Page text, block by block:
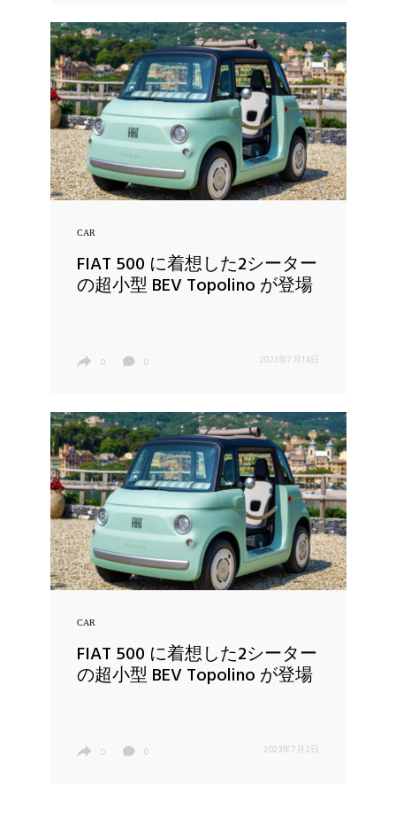
CAR
FIAT 500 に着想した2シーター
の超小型 BEV Topolino が登場
0 0 2023年7月14日
CAR
FIAT 500 に着想した2シーター
の超小型 BEV Topolino が登場
0 0 2023年7月2日